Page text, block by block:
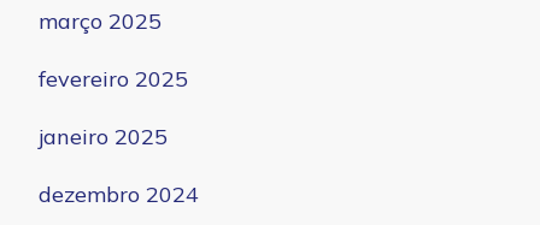
março 2025
fevereiro 2025
janeiro 2025
dezembro 2024